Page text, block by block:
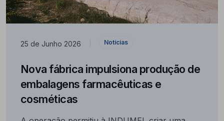
25 de Junho 2026 Notícias
Nova fábrica impulsiona produção de
embalagens farmacêuticas e
cosméticas